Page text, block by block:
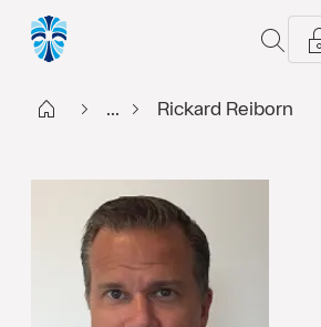
SÖK
Start ... Rickard Reiborn